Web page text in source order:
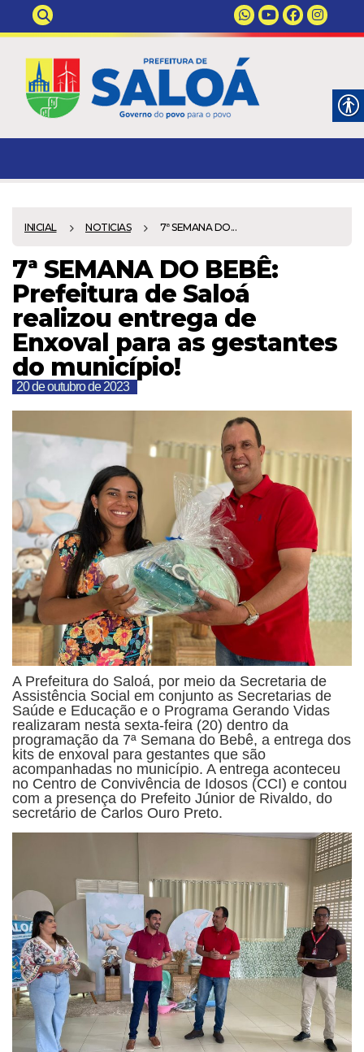
INICIAL NOTICIAS 7ª SEMANA DO...
7ª SEMANA DO BEBÊ:
Prefeitura de Saloá
realizou entrega de
Enxoval para as gestantes
do município!
20 de outubro de 2023
A Prefeitura do Saloá, por meio da Secretaria de
Assistência Social em conjunto as Secretarias de
Saúde e Educação e o Programa Gerando Vidas
realizaram nesta sexta-feira (20) dentro da
programação da 7ª Semana do Bebê, a entrega dos
kits de enxoval para gestantes que são
acompanhadas no município. A entrega aconteceu
no Centro de Convivência de Idosos (CCI) e contou
com a presença do Prefeito Júnior de Rivaldo, do
secretário de Carlos Ouro Preto.